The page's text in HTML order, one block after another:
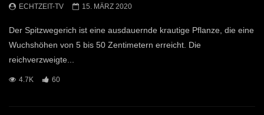
ECHTZEIT-TV 15. MÄRZ 2020
Der Spitzwegerich ist eine ausdauernde krautige Pflanze, die eine
Wuchshöhen von 5 bis 50 Zentimetern erreicht. Die
reichverzweigte...
4.7K 60